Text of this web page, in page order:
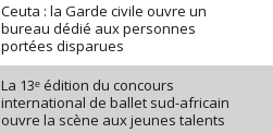
Ceuta : la Garde civile ouvre un
bureau dédié aux personnes
portées disparues
La 13ᵉ édition du concours
international de ballet sud-africain
ouvre la scène aux jeunes talents